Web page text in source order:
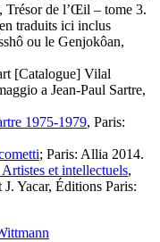
de l’Œil – tome 3.
traduits ici inclus
ou le Genjokôan,
[Catalogue] Vilal
a Jean-Paul Sartre,
1975-1979, Paris:
; Paris: Allia 2014.
et intellectuels,
Yacar, Éditions Paris: